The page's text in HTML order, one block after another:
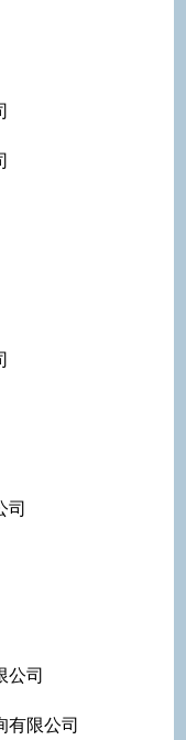
司
公司
有限公司